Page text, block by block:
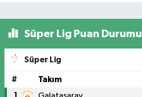
Süper Lig Puan Durumu
Süper Lig
# Takım
1